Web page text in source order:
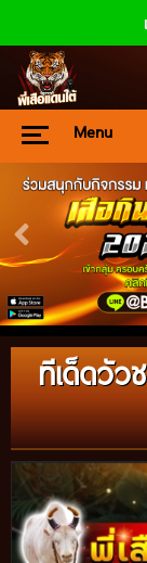
Menu
ทีเด็ดวัว